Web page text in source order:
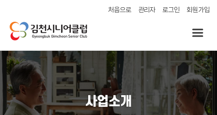
처음으로 관리자 로그인 회원가입
사업소개